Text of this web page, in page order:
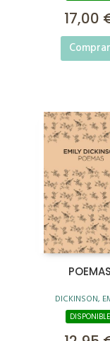
17,00
Comprar
POEMAS
DICKINSON,
DISPONIBLE